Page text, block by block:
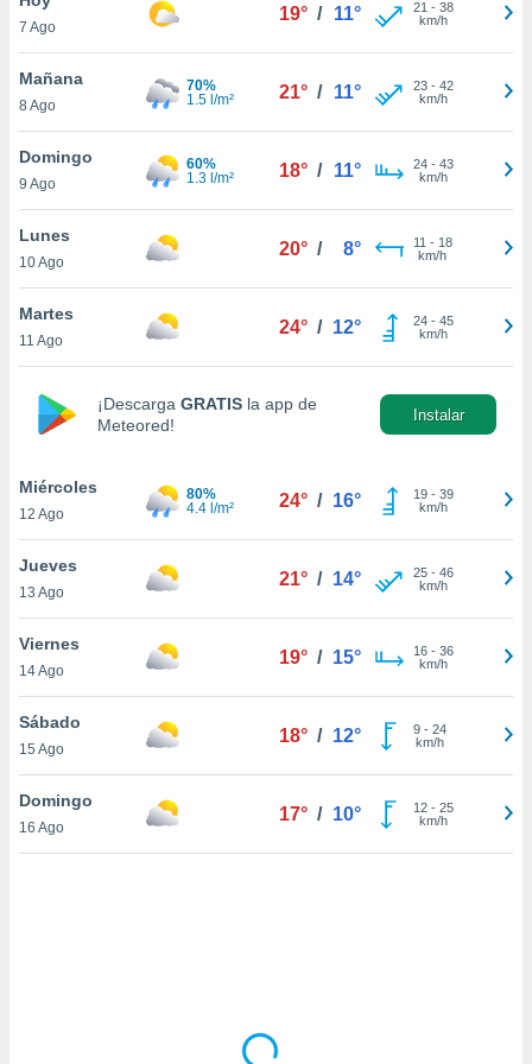
en
más
nuestra
de
aceptar
de
sitio
En
sean
el sitio
ni para
o
7 Ago
19° / 11° 21 - 38
km/h
Mañana
8 Ago
70%
1.5 l/m²
21° / 11° 23- 42
km/h
Domingo
9 Ago
60%
1.3 l/m²
18° / 11° 24- 43
km/h
Lunes
10 Ago
20° / 8° 11 - 18
km/h
Martes
11 Ago
24° / 12° 24- 45
km/h
¡Descarga GRATIS la app de
Meteored!
Instalar
Miércoles
12 Ago
80%
4.4 l/m²
24° / 16° 19- 39
km/h
Jueves
13 Ago
21° / 14° 25- 46
km/h
Viernes
14 Ago
19° / 15° 16- 36
km/h
Sábado
15 Ago
18° / 12° 9- 24
km/h
Domingo
16 Ago
17° / 10° 12- 25
km/h